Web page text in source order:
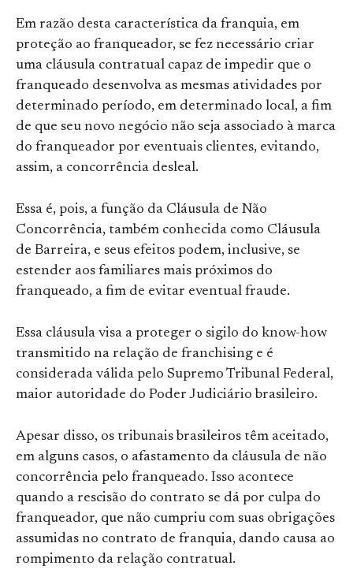
Em razão desta característica da franquia, em
proteção ao franqueador, se fez necessário criar
uma cláusula contratual capaz de impedir que o
franqueado desenvolva as mesmas atividades por
determinado período, em determinado local, a fim
de que seu novo negócio não seja associado à marca
do franqueador por eventuais clientes, evitando,
assim, a concorrência desleal.
Essa é, pois, a função da Cláusula de Não
Concorrência, também conhecida como Cláusula
de Barreira, e seus efeitos podem, inclusive, se
estender aos familiares mais próximos do
franqueado, a fim de evitar eventual fraude.
Essa cláusula visa a proteger o sigilo do know-how
transmitido na relação de franchising e é
considerada válida pelo Supremo Tribunal Federal,
maior autoridade do Poder Judiciário brasileiro.
Apesar disso, os tribunais brasileiros têm aceitado,
em alguns casos, o afastamento da cláusula de não
concorrência pelo franqueado. Isso acontece
quando a rescisão do contrato se dá por culpa do
franqueador, que não cumpriu com suas obrigações
assumidas no contrato de franquia, dando causa ao
rompimento da relação contratual.